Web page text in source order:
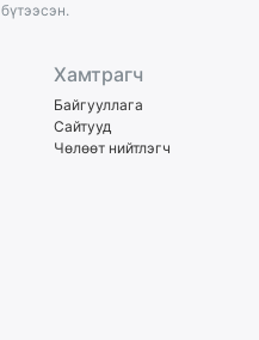
бүтээсэн.
Хамтрагч
Байгууллага
Сайтууд
Чөлөөт нийтлэгч